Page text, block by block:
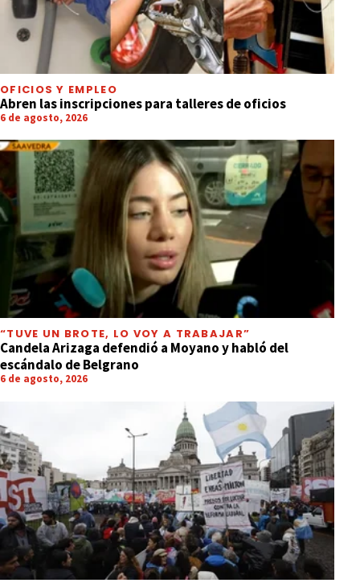
OFICIOS Y EMPLEO
Abren las inscripciones para talleres de oficios
6 de agosto, 2026
“TUVE UN BROTE, LO VOY A TRABAJAR”
Candela Arizaga defendió a Moyano y habló del
escándalo de Belgrano
6 de agosto, 2026